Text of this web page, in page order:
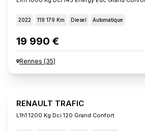
2022 119 179 Km Diesel Automatique
19 990 €
Rennes (35)
RENAULT TRAFIC
L1h1 1200 Kg Dci 120 Grand Confort